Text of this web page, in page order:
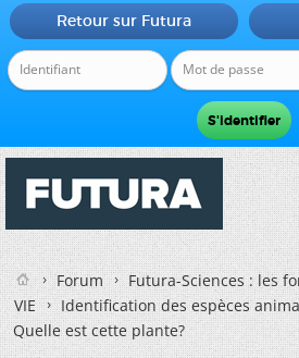
Retour sur Futura
Forum
Futura-Sciences : les
VIE
Identification des espèces
Quelle est cette plante?